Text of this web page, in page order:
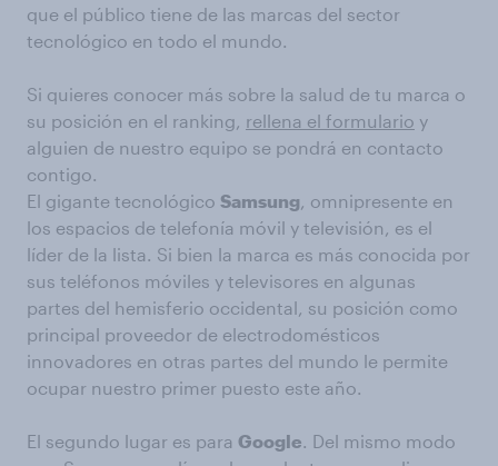
que el público tiene de las marcas del sector
tecnológico en todo el mundo.
Si quieres conocer más sobre la salud de tu marca o
su posición en el ranking, rellena el formulario y
alguien de nuestro equipo se pondrá en contacto
contigo.
El gigante tecnológico Samsung, omnipresente en
los espacios de telefonía móvil y televisión, es el
líder de la lista. Si bien la marca es más conocida por
sus teléfonos móviles y televisores en algunas
partes del hemisferio occidental, su posición como
principal proveedor de electrodomésticos
innovadores en otras partes del mundo le permite
ocupar nuestro primer puesto este año.
El segundo lugar es para Google. Del mismo modo